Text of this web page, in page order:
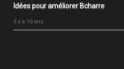
Idées pour améliorer Bcharre
il y a 10 ans